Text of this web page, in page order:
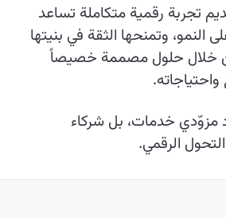
تجربة رقمية متكاملة تساعد
النمو، وتمنحها الثقة في بنيتها
من خلال حلول مصممة خصيصاً
مزوّدي خدمات، بل شركاء
الرقمي.